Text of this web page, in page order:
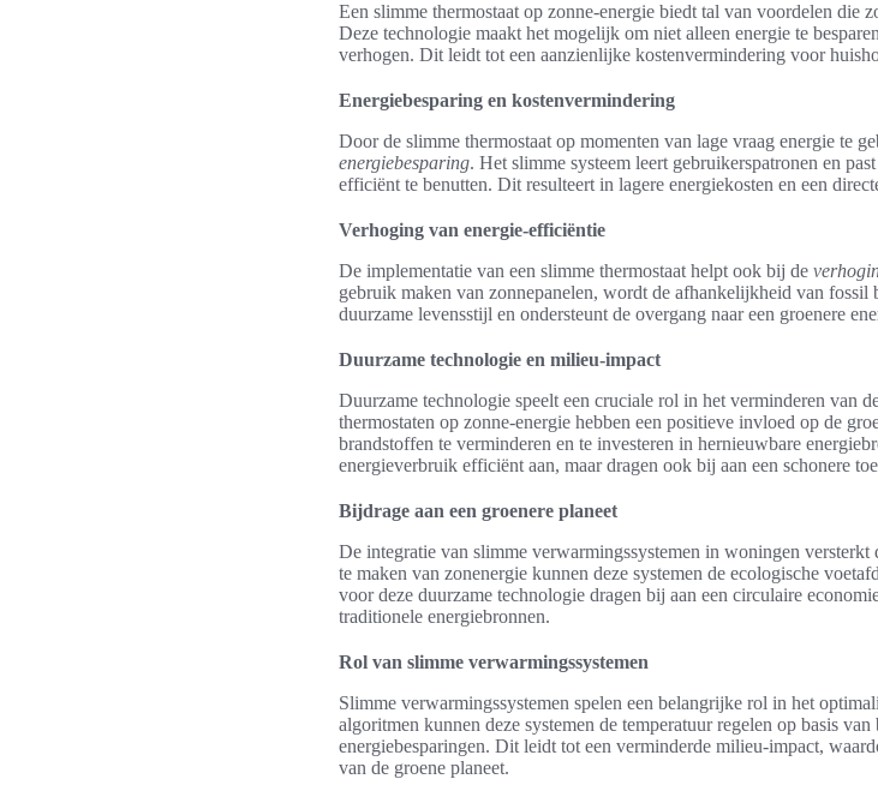
Een slimme thermostaat op zonne-energie biedt tal van voordelen die
Deze technologie maakt het mogelijk om niet alleen energie te
verhogen. Dit leidt tot een aanzienlijke kostenvermindering voor
Energiebesparing en kostenvermindering
Door de slimme thermostaat op momenten van lage vraag energie te
energiebesparing. Het slimme systeem leert gebruikerspatronen en
efficiënt te benutten. Dit resulteert in lagere energiekosten en een
Verhoging van energie-efficiëntie
De implementatie van een slimme thermostaat helpt ook bij de
gebruik maken van zonnepanelen, wordt de afhankelijkheid van
duurzame levensstijl en ondersteunt de overgang naar een groenere
Duurzame technologie en milieu-impact
Duurzame technologie speelt een cruciale rol in het verminderen van
thermostaten op zonne-energie hebben een positieve invloed op de
brandstoffen te verminderen en te investeren in hernieuwbare
energieverbruik efficiënt aan, maar dragen ook bij aan een schonere
Bijdrage aan een groenere planeet
De integratie van slimme verwarmingssystemen in woningen
te maken van zonenergie kunnen deze systemen de ecologische
voor deze duurzame technologie dragen bij aan een circulaire
traditionele energiebronnen.
Rol van slimme verwarmingssystemen
Slimme verwarmingssystemen spelen een belangrijke rol in het
algoritmen kunnen deze systemen de temperatuur regelen op basis
energiebesparingen. Dit leidt tot een verminderde milieu-impact,
van de groene planeet.